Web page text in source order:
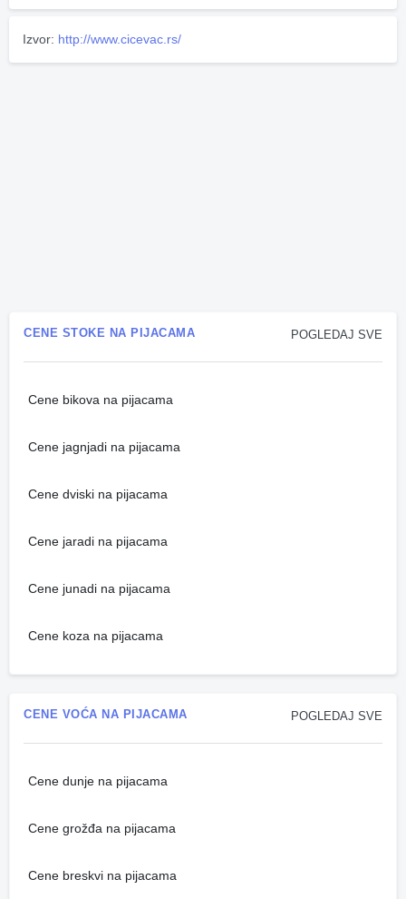
Izvor: http://www.cicevac.rs/
POGLEDAJ SVE
CENE STOKE NA PIJACAMA
Cene bikova na pijacama
Cene jagnjadi na pijacama
Cene dviski na pijacama
Cene jaradi na pijacama
Cene junadi na pijacama
Cene koza na pijacama
POGLEDAJ SVE
CENE VOĆA NA PIJACAMA
Cene dunje na pijacama
Cene grožđa na pijacama
Cene breskvi na pijacama